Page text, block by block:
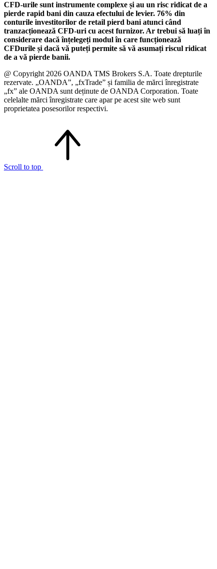
CFD-urile sunt instrumente complexe și au un risc ridicat de a
pierde rapid bani din cauza efectului de levier. 76% din
conturile investitorilor de retail pierd bani atunci când
tranzacționează CFD-uri cu acest furnizor. Ar trebui să luați în
considerare dacă înțelegeți modul în care funcționează
CFDurile și dacă vă puteți permite să vă asumați riscul ridicat
de a vă pierde banii.
@ Copyright 2026 OANDA TMS Brokers S.A. Toate drepturile
rezervate. „OANDA”, „fxTrade” și familia de mărci înregistrate
„fx” ale OANDA sunt deținute de OANDA Corporation. Toate
celelalte mărci înregistrate care apar pe acest site web sunt
proprietatea posesorilor respectivi.
Scroll to top